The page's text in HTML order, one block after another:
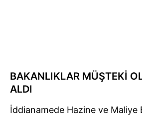
BAKANLIKLAR MÜŞTEKİ
ALDI
İddianamede Hazine ve Maliye